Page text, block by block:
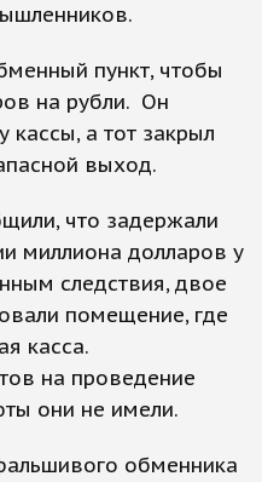
пункт, чтобы
на рубли. Он
кассы, а тот закрыл
выход.
что задержали
миллиона долларов у
следствия, двое
помещение, где
касса.
на проведение
они не имели.
обменника